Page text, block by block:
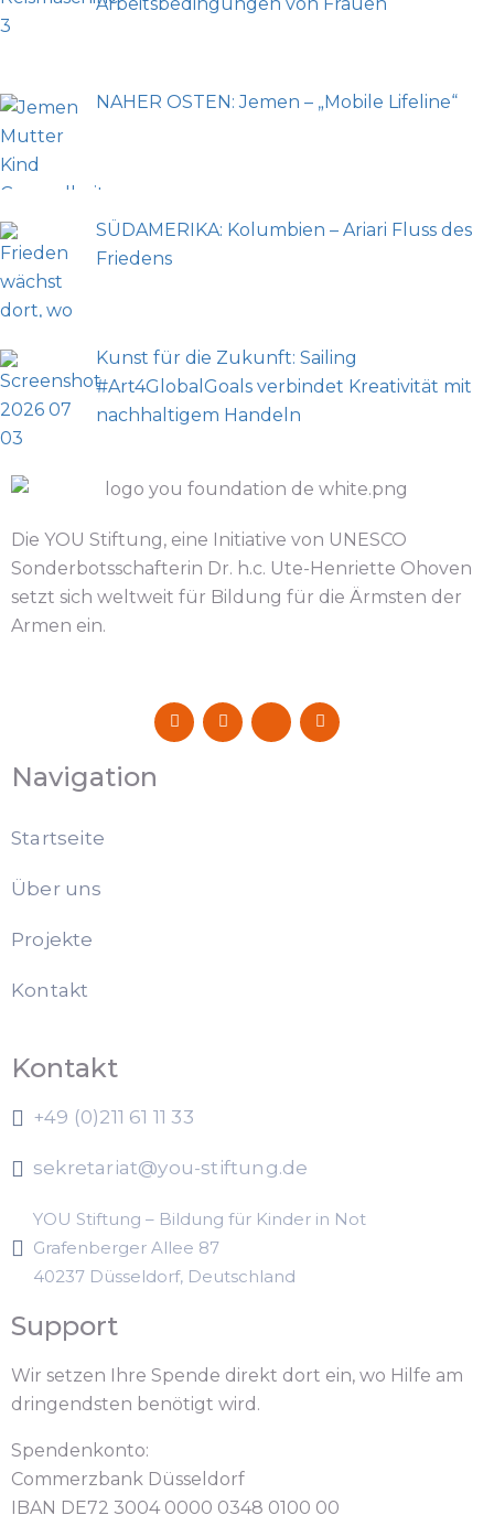
NAHER OSTEN: Jemen – „Mobile Lifeline“
SÜDAMERIKA: Kolumbien – Ariari Fluss des
Friedens
Kunst für die Zukunft: Sailing
#Art4GlobalGoals verbindet Kreativität mit
nachhaltigem Handeln
Die YOU Stiftung, eine Initiative von UNESCO
Sonderbotsschafterin Dr. h.c. Ute-Henriette Ohoven
setzt sich weltweit für Bildung für die Ärmsten der
Armen ein.
Navigation
Startseite
Über uns
Projekte
Kontakt
Kontakt
+49 (0)211 61 11 33
sekretariat@you-stiftung.de
YOU Stiftung – Bildung für Kinder in Not
Grafenberger Allee 87
40237 Düsseldorf, Deutschland
Support
Wir setzen Ihre Spende direkt dort ein, wo Hilfe am
dringendsten benötigt wird.
Spendenkonto:
Commerzbank Düsseldorf
IBAN DE72 3004 0000 0348 0100 00